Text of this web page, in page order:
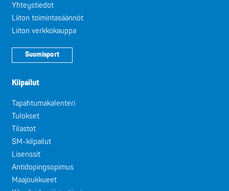
Yhteystiedot
Liiton toimintasäännöt
Liiton verkkokauppa
Suomisport
Kilpailut
Tapahtumakalenteri
Tulokset
Tilastot
SM-kilpailut
Lisenssit
Antidopingsopimus
Maajoukkueet